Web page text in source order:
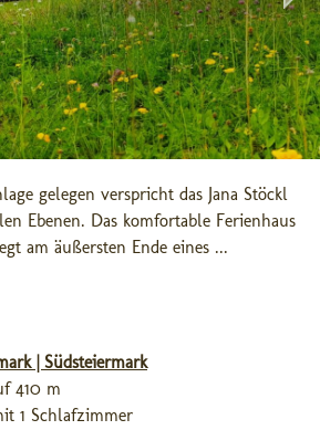
gelegen verspricht das Jana Stöckl
Ebenen. Das komfortable Ferienhaus
am äußersten Ende eines ...
| Südsteiermark
410 m
1 Schlafzimmer